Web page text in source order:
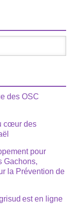
des OSC
cœur des
pour
Gachons,
la Prévention de
est en ligne